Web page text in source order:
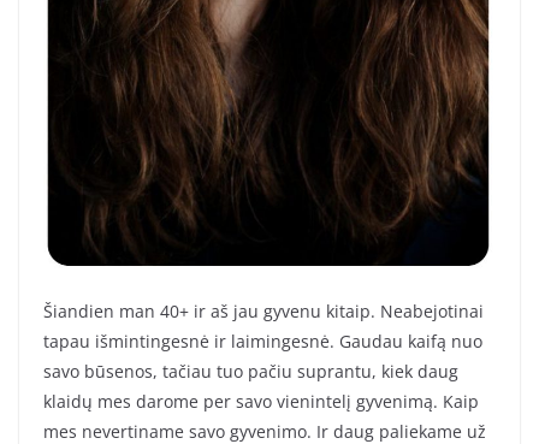
Šiandien man 40+ ir aš jau gyvenu kitaip. Neabejotinai
tapau išmintingesnė ir laimingesnė. Gaudau kaifą nuo
savo būsenos, tačiau tuo pačiu suprantu, kiek daug
klaidų mes darome per savo vienintelį gyvenimą. Kaip
mes nevertiname savo gyvenimo. Ir daug paliekame už